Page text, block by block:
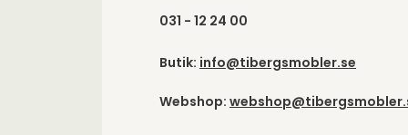
031 - 12 24 00
Butik: info@tibergsmobler.se
Webshop: